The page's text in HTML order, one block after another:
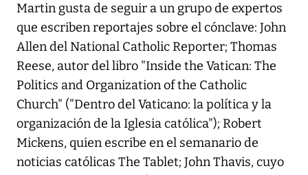
Martin gusta de seguir a un grupo de expertos
que escriben reportajes sobre el cónclave: John
Allen del National Catholic Reporter; Thomas
Reese, autor del libro "Inside the Vatican: The
Politics and Organization of the Catholic
Church" ("Dentro del Vaticano: la política y la
organización de la Iglesia católica"); Robert
Mickens, quien escribe en el semanario de
noticias católicas The Tablet; John Thavis, cuyo